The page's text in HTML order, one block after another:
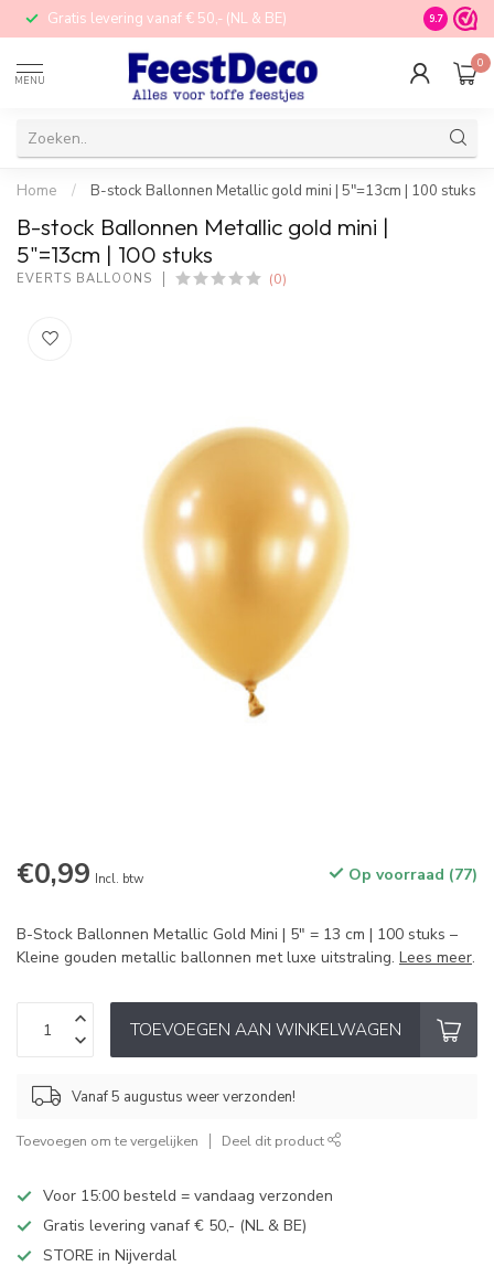
Gratis levering vanaf € 50,- (NL & BE) STORE in
9.7
MENU
0
Home / B-stock Ballonnen Metallic gold mini | 5"=13cm | 100 stuks
B-stock Ballonnen Metallic gold mini |
5"=13cm | 100 stuks
EVERTS BALLOONS (0)
€0,99 Incl. btw Op voorraad (77)
B-Stock Ballonnen Metallic Gold Mini | 5" = 13 cm | 100 stuks –
Kleine gouden metallic ballonnen met luxe uitstraling. Lees meer.
TOEVOEGEN AAN WINKELWAGEN
Vanaf 5 augustus weer verzonden!
Toevoegen om te vergelijken Deel dit product
Voor 15:00 besteld = vandaag verzonden
Gratis levering vanaf € 50,- (NL & BE)
STORE in Nijverdal